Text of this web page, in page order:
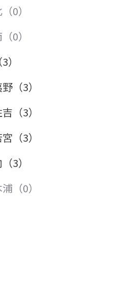
0）
0）
）
（3）
（3）
（3）
3）
（0）